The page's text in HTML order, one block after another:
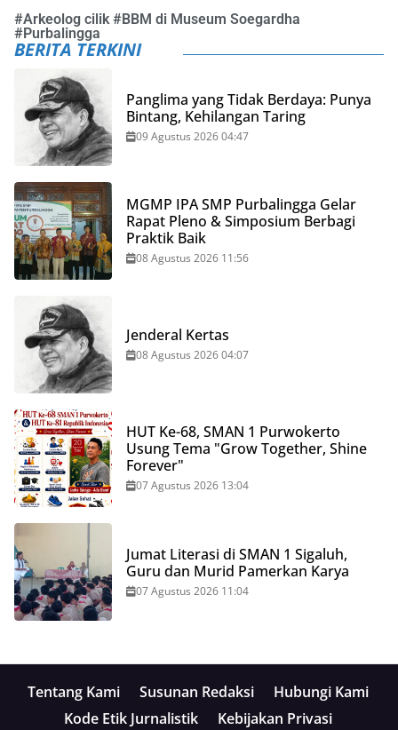
#Arkeolog cilik#BBM di Museum Soegardha
#Purbalingga
BERITA TERKINI
Panglima yang Tidak Berdaya: Punya
Bintang, Kehilangan Taring
09 Agustus 2026 04:47
MGMP IPA SMP Purbalingga Gelar
Rapat Pleno & Simposium Berbagi
Praktik Baik
08 Agustus 2026 11:56
Jenderal Kertas
08 Agustus 2026 04:07
HUT Ke-68, SMAN 1 Purwokerto
Usung Tema "Grow Together, Shine
Forever"
07 Agustus 2026 13:04
Jumat Literasi di SMAN 1 Sigaluh,
Guru dan Murid Pamerkan Karya
07 Agustus 2026 11:04
Tentang Kami Susunan Redaksi
Hubungi Kami
Kode Etik Jurnalistik
Kebijakan Privasi